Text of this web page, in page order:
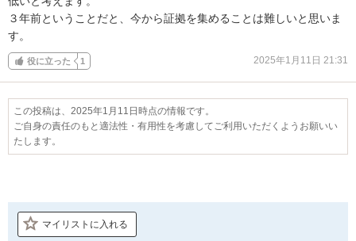
３年前ということだと、今から証拠を集めることは難しいと思いま
す。
役に立った 1 2025年1月11日 21:31
この投稿は、2025年1月11日時点の情報です。
ご自身の責任のもと適法性・有用性を考慮してご利用いただくようお願いい
たします。
マイリストに入れる